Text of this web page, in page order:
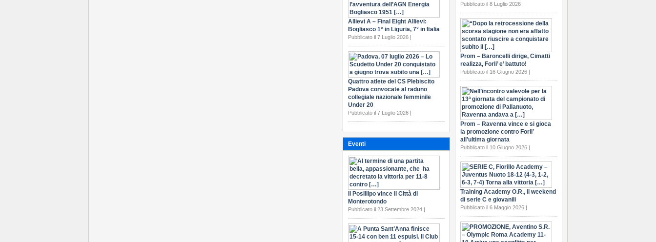
Pubblicato il 8 Luglio 2026 |
Prom – Baroncelli dirige, Cimatti
realizza, Forli’ e’ battuto!
Pubblicato il 16 Giugno 2026 |
Prom – Ravenna vince e si gioca
la promozione contro Forli’
all’ultima giornata
Pubblicato il 10 Giugno 2026 |
Training Academy O.R., il weekend
di serie C e giovanili
Pubblicato il 6 Maggio 2026 |
Allievi A – Final Eight Allievi:
Bogliasco 1° in Liguria, 7° in Italia
Pubblicato il 7 Luglio 2026 |
Quattro atlete del CS Plebiscito
Padova convocate al raduno
collegiale nazionale femminile
Under 20
Pubblicato il 7 Luglio 2026 |
Eventi
Il Posillipo vince il Città di
Monterotondo
Pubblicato il 23 Settembre 2024 |